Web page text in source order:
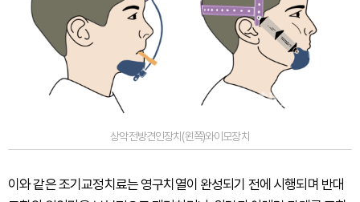
상악전방견인장치(왼쪽)와이모장치
이와 같은 조기교정치료는 영구치열이 완성되기 전에 시행되며 반대